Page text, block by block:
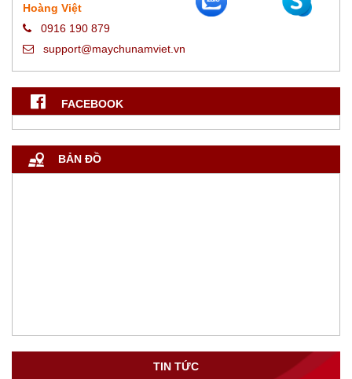
Hoàng Việt
0916 190 879
support@maychunamviet.vn
FACEBOOK
BẢN ĐỒ
TIN TỨC